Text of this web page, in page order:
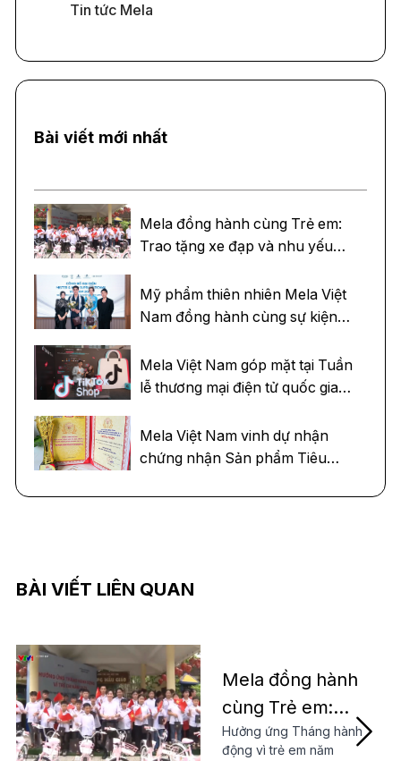
Tin tức Mela
Bài viết mới nhất
Mela đồng hành cùng Trẻ em:
Trao tặng xe đạp và nhu yếu
Trì - Phú Thọ
Mỹ phẩm thiên nhiên Mela Việt
Nam đồng hành cùng sự kiện
Supranational Việt Nam 2025
Mela Việt Nam góp mặt tại Tuần
lễ thương mại điện tử quốc gia
Mela Việt Nam vinh dự nhận
chứng nhận Sản phẩm Tiêu
BÀI VIẾT LIÊN QUAN
Mela đồng hành
cùng Trẻ em:
Trao tặng xe
Hưởng ứng Tháng hành
động vì trẻ em năm